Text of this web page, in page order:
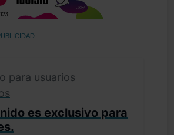
para usuarios
es exclusivo para